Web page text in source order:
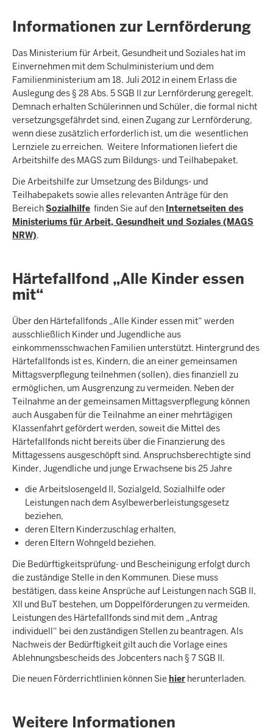
Informationen zur Lernförderung
Das Ministerium für Arbeit, Gesundheit und Soziales hat im
Einvernehmen mit dem Schulministerium und dem
Familienministerium am 18. Juli 2012 in einem Erlass die
Auslegung des § 28 Abs. 5 SGB II zur Lernförderung geregelt.
Demnach erhalten Schülerinnen und Schüler, die formal nicht
versetzungsgefährdet sind, einen Zugang zur Lernförderung,
wenn diese zusätzlich erforderlich ist, um die wesentlichen
Lernziele zu erreichen. Weitere Informationen liefert die
Arbeitshilfe des MAGS zum Bildungs- und Teilhabepaket.
Die Arbeitshilfe zur Umsetzung des Bildungs- und
Teilhabepakets sowie alles relevanten Anträge für den
BereichSozialhilfe finden Sie auf den Internetseiten des
Ministeriums für Arbeit, Gesundheit und Soziales (MAGS
NRW).
Härtefallfond „Alle Kinder essen
mit“
Über den Härtefallfonds „Alle Kinder essen mit“ werden
ausschließlich Kinder und Jugendliche aus
einkommensschwachen Familien unterstützt. Hintergrund des
Härtefallfonds ist es, Kindern, die an einer gemeinsamen
Mittagsverpflegung teilnehmen (sollen), dies finanziell zu
ermöglichen, um Ausgrenzung zu vermeiden. Neben der
Teilnahme an der gemeinsamen Mittagsverpflegung können
auch Ausgaben für die Teilnahme an einer mehrtägigen
Klassenfahrt gefördert werden, soweit die Mittel des
Härtefallfonds nicht bereits über die Finanzierung des
Mittagessens ausgeschöpft sind. Anspruchsberechtigte sind
Kinder, Jugendliche und junge Erwachsene bis 25 Jahre
die Arbeitslosengeld II, Sozialgeld, Sozialhilfe oder
Leistungen nach dem Asylbewerberleistungsgesetz
beziehen,
deren Eltern Kinderzuschlag erhalten,
deren Eltern Wohngeld beziehen.
Die Bedürftigkeitsprüfung- und Bescheinigung erfolgt durch
die zuständige Stelle in den Kommunen. Diese muss
bestätigen, dass keine Ansprüche auf Leistungen nach SGB II,
XII und BuT bestehen, um Doppelförderungen zu vermeiden.
Leistungen des Härtefallfonds sind mit dem „Antrag
individuell“ bei den zuständigen Stellen zu beantragen. Als
Nachweis der Bedürftigkeit gilt auch die Vorlage eines
Ablehnungsbescheids des Jobcenters nach § 7 SGB II.
Die neuen Förderrichtlinien können Sie hier herunterladen.
Weitere Informationen